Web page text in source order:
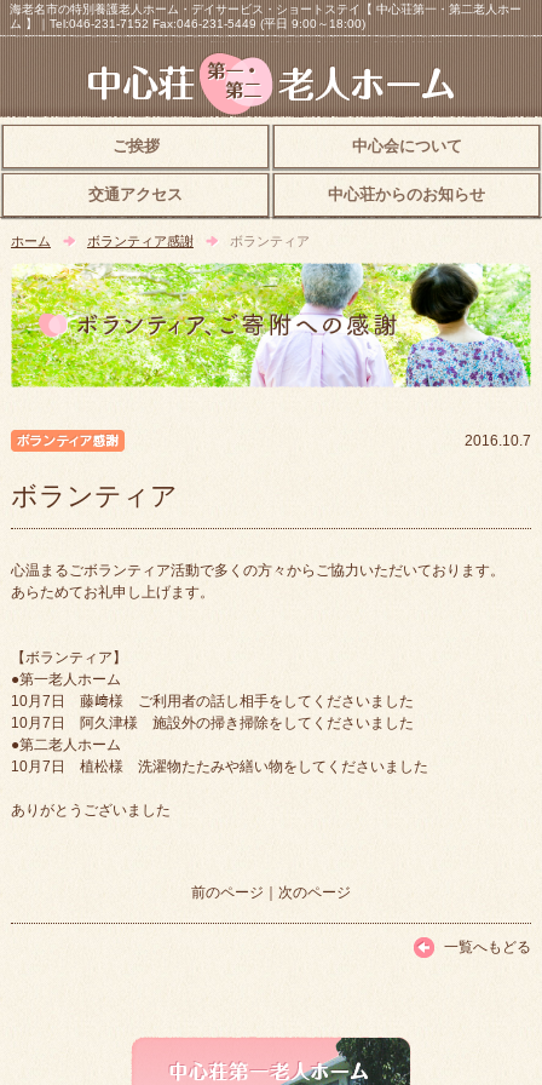
海老名市の特別養護老人ホーム・デイサービス・ショートステイ【 中心荘第一・第二老人ホー
ム 】｜Tel:046-231-7152 Fax:046-231-5449 (平日 9:00～18:00)
ご挨拶 中心会について
交通アクセス 中心荘からのお知らせ
ホーム ボランティア感謝 ボランティア
2016.10.7
ボランティア
心温まるごボランティア活動で多くの方々からご協力いただいております。
あらためてお礼申し上げます。
【ボランティア】
●第一老人ホーム
10月7日 藤﨑様 ご利用者の話し相手をしてくださいました
10月7日 阿久津様 施設外の掃き掃除をしてくださいました
●第二老人ホーム
10月7日 植松様 洗濯物たたみや繕い物をしてくださいました
ありがとうございました
前のページ ｜ 次のページ
一覧へもどる